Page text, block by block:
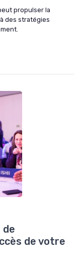
propulser la
des stratégies
de
de votre